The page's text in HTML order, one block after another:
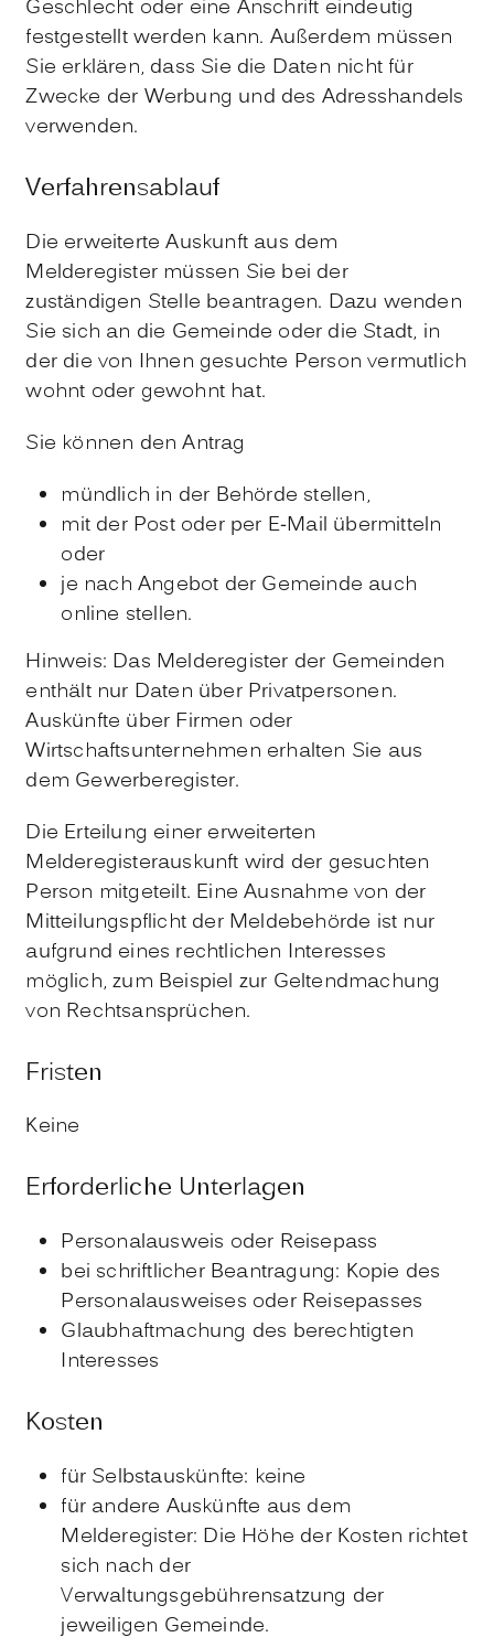
Geschlecht oder eine Anschrift eindeutig
festgestellt werden kann. Außerdem müssen
Sie erklären, dass Sie die Daten nicht für
Zwecke der Werbung und des Adresshandels
verwenden.
Verfahrensablauf
Die erweiterte Auskunft aus dem
Melderegister müssen Sie bei der
zuständigen Stelle beantragen. Dazu wenden
Sie sich an die Gemeinde oder die Stadt, in
der die von Ihnen gesuchte Person vermutlich
wohnt oder gewohnt hat.
Sie können den Antrag
mündlich in der Behörde stellen,
mit der Post oder per E-Mail übermitteln
oder
je nach Angebot der Gemeinde auch
online stellen.
Hinweis: Das Melderegister der Gemeinden
enthält nur Daten über Privatpersonen.
Auskünfte über Firmen oder
Wirtschaftsunternehmen erhalten Sie aus
dem Gewerberegister.
Die Erteilung einer erweiterten
Melderegisterauskunft wird der gesuchten
Person mitgeteilt. Eine Ausnahme von der
Mitteilungspflicht der Meldebehörde ist nur
aufgrund eines rechtlichen Interesses
möglich, zum Beispiel zur Geltendmachung
von Rechtsansprüchen.
Fristen
Keine
Erforderliche Unterlagen
Personalausweis oder Reisepass
bei schriftlicher Beantragung: Kopie des
Personalausweises oder Reisepasses
Glaubhaftmachung des berechtigten
Interesses
Kosten
für Selbstauskünfte: keine
für andere Auskünfte aus dem
Melderegister: Die Höhe der Kosten richtet
sich nach der
Verwaltungsgebührensatzung der
jeweiligen Gemeinde.